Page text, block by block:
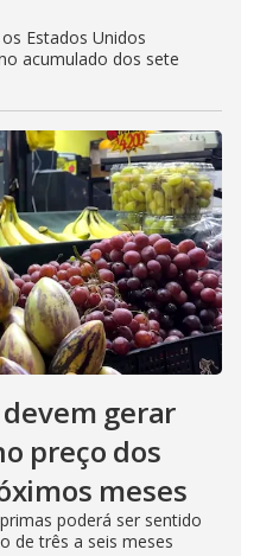
Estados Unidos
acumulado dos sete
gerar
preço dos
meses
poderá ser sentido
de três a seis meses